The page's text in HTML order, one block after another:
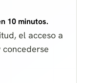
10 minutos.
el acceso a
concederse